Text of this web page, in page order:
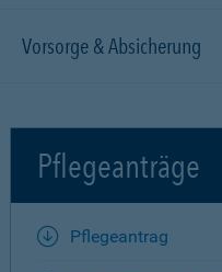
Vorsorge & Absicherung
Pflegeanträge
Pflegeantrag